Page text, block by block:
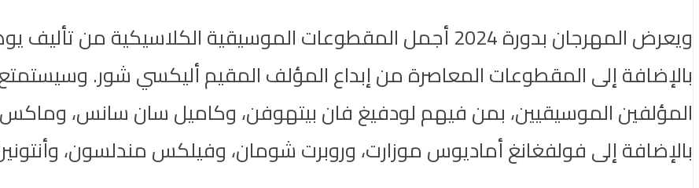
ويعرض المهرجان بدورة 2024 أجمل المقطوعات الموسيقية الكلاسيكية
بالإضافة إلى المقطوعات المعاصرة من إبداع المؤلف المقيم أليكسي شور.
المؤلفين الموسيقيين، بمن فيهم لودفيغ فان بيتهوفن، وكاميل سان سانس، وماكس
بالإضافة إلى فولفغانغ أماديوس موزارت، وروبرت شومان، وفيلكس مندلسون،